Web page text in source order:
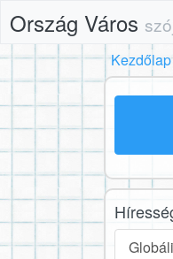
Ország Város
Kezdőlap